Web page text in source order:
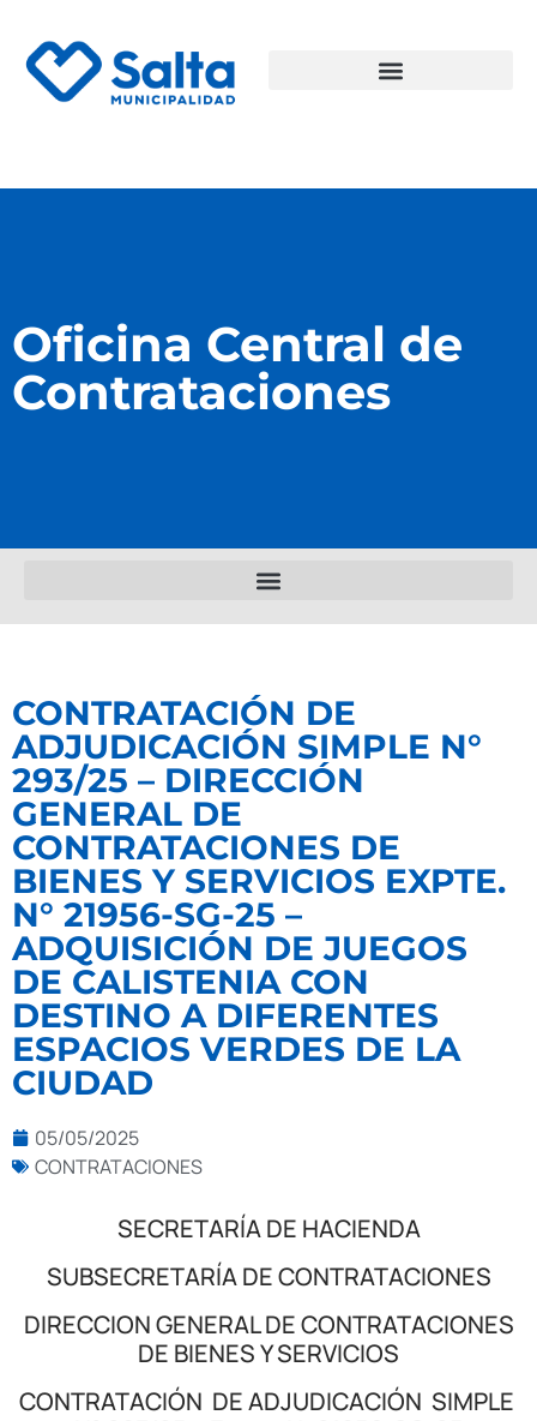
Oficina Central de
Contrataciones
CONTRATACIÓN DE
ADJUDICACIÓN SIMPLE N°
293/25 – DIRECCIÓN
GENERAL DE
CONTRATACIONES DE
BIENES Y SERVICIOS EXPTE.
N° 21956-SG-25 –
ADQUISICIÓN DE JUEGOS
DE CALISTENIA CON
DESTINO A DIFERENTES
ESPACIOS VERDES DE LA
CIUDAD
05/05/2025
CONTRATACIONES
SECRETARÍA DE HACIENDA
SUBSECRETARÍA DE CONTRATACIONES
DIRECCION GENERAL DE CONTRATACIONES
DE BIENES Y SERVICIOS
CONTRATACIÓN DE ADJUDICACIÓN SIMPLE